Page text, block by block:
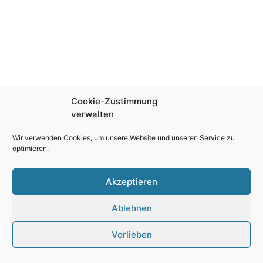
Cookie-Zustimmung
verwalten
Wir verwenden Cookies, um unsere Website und unseren Service zu
optimieren.
Akzeptieren
Ablehnen
Vorlieben